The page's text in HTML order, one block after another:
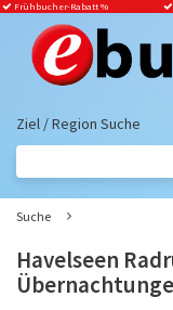
Frühbucher-Rabatt%
Ziel / Region Suche
Suche
Havelseen